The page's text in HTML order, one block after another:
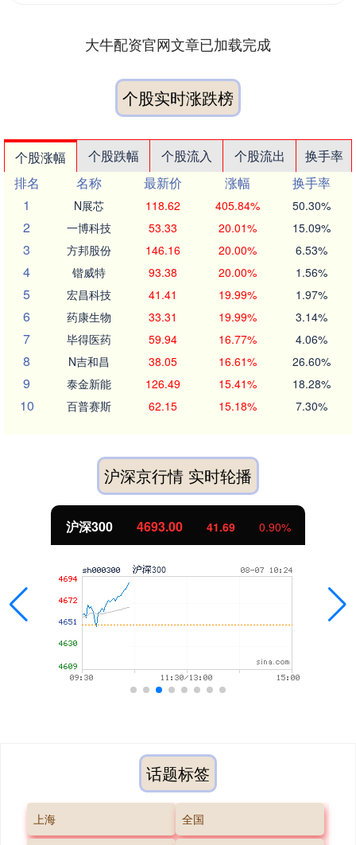
大牛配资官网文章已加载完成
个股实时涨跌榜
个股涨幅 个股跌幅 个股流入 个股流出
换手率
排名
名称 最新价 涨幅
换手率
1
N展芯 118.62 405.84% 50.30%
2 一博科技 53.33 20.01% 15.09%
3 方邦股份 146.16 20.00% 6.53%
4 锴威特 93.38 20.00% 1.56%
5 宏昌科技 41.41 19.99% 1.97%
6 药康生物 33.31 19.99% 3.14%
7 毕得医药 59.94 16.77% 4.06%
8 N吉和昌 38.05 16.61% 26.60%
9 泰金新能 126.49 15.41% 18.28%
10 百普赛斯 62.15 15.18% 7.30%
沪深京行情 实时轮播
沪深300 4693.00 41.69 0.90%
话题标签
上海 全国